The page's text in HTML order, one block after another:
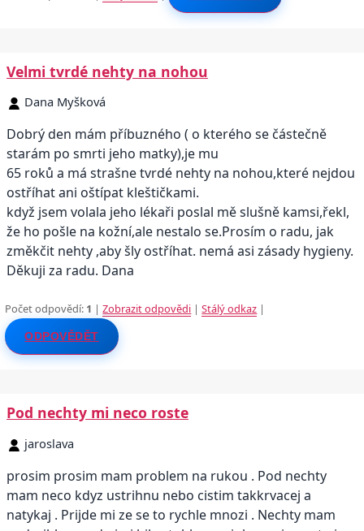
Velmi tvrdé nehty na nohou
Dana Myšková
Dobrý den mám příbuzného ( o kterého se částečně
starám po smrti jeho matky),je mu
65 roků a má strašne tvrdé nehty na nohou,které nejdou
ostříhat ani oštípat kleštičkami.
když jsem volala jeho lékaři poslal mě slušně kamsi,řekl,
že ho pošle na kožní,ale nestalo se.Prosím o radu, jak
změkčit nehty ,aby šly ostříhat. nemá asi zásady hygieny.
Děkuji za radu. Dana
Počet odpovědí: 1 |Zobrazit odpovědi |Stálý odkaz |
ODPOVĚDĚT
Pod nechty mi neco roste
jaroslava
prosim prosim mam problem na rukou . Pod nechty
mam neco kdyz ustrihnu nebo cistim takkrvacej a
natykaj . Prijde mi ze se to rychle mnozi . Nechty mam